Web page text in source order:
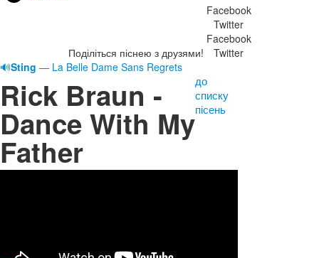
Поділіться піснею з друзями!
Facebook
Twitter
Facebook
Twitter
🔊Sting — La Belle Dame Sans Regrets
Rick Braun -
Dance With My
Father
до
списку
пісень